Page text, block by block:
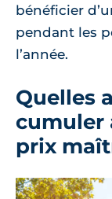
bénéficier
pendant les
l’année.
Quelles
cumuler
prix